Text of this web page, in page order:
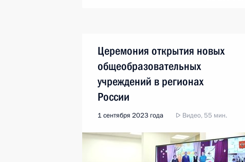
Церемония открытия новых
общеобразовательных
учреждений в регионах
России
1 сентября 2023 года Видео, 55 мин.